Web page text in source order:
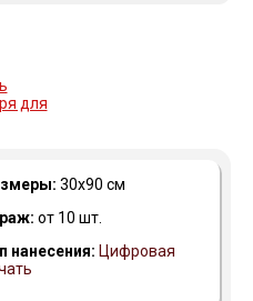
30х90 см
от 10 шт.
нанесения: Цифровая